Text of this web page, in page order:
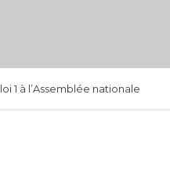
1 à l’Assemblée nationale